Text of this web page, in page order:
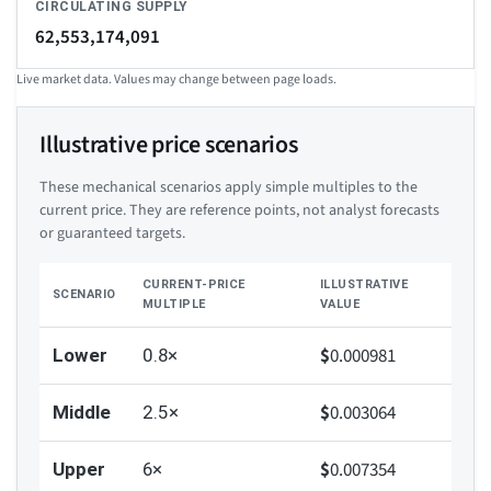
CIRCULATING SUPPLY
62,553,174,091
Live market data. Values may change between page loads.
Illustrative price scenarios
These mechanical scenarios apply simple multiples to the
current price. They are reference points, not analyst forecasts
or guaranteed targets.
SCENARIO
CURRENT-PRICE
MULTIPLE
ILLUSTRATIVE
VALUE
Lower 0.8× $0.000981
Middle 2.5× $0.003064
Upper 6× $0.007354